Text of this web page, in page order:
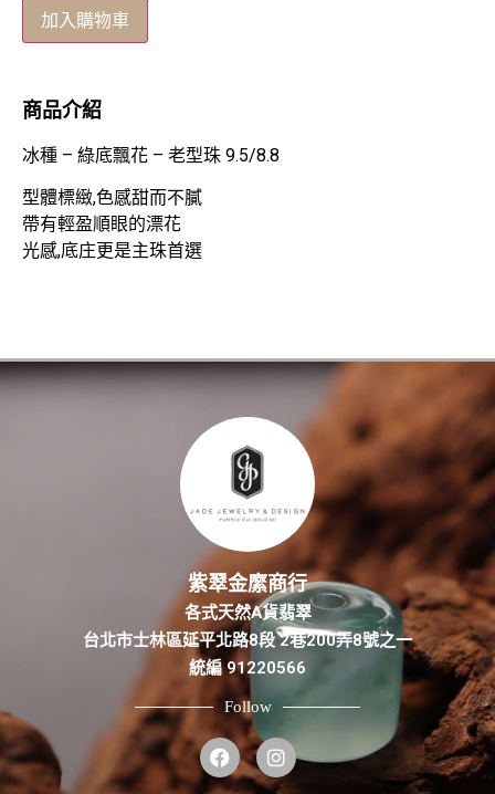
加入購物車
商品介紹
冰種 – 綠底飄花 – 老型珠 9.5/8.8
型體標緻,色感甜而不膩
帶有輕盈順眼的漂花
光感,底庄更是主珠首選
紫翠金縻商行
各式天然A貨翡翠
台北市士林區延平北路8段 2巷200弄8號之一
統編 91220566
Follow